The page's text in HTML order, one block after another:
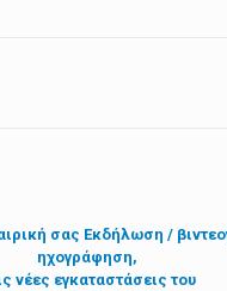
σας Εκδήλωση /
ηχογράφηση,
νέες εγκαταστάσεις του